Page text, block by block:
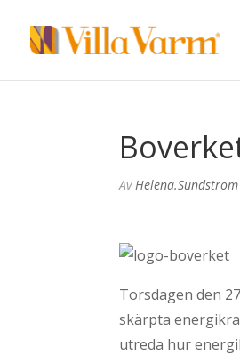
AvHelena.sundstrom
Torsdagen den
skärpta
utreda hur